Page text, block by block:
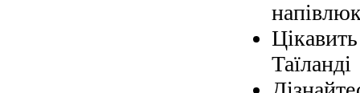
Таїланді